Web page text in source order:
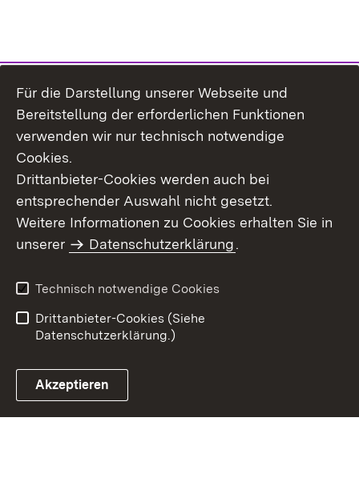
Benutzungshinweise
Erklärung zur
Für die Darstellung unserer Webseite und
Bereitstellung der erforderlichen Funktionen
verwenden wir nur technisch notwendige
Cookies.
Drittanbieter-Cookies werden auch bei
entsprechender Auswahl nicht gesetzt.
Weitere Informationen zu Cookies erhalten Sie in
unserer
Datenschutzerklärung.
Technisch notwendige Cookies
Drittanbieter-Cookies (Siehe
Datenschutzerklärung.)
Akzeptieren